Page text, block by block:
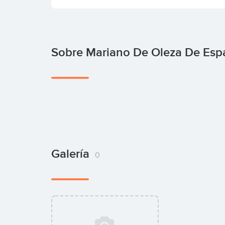
Sobre Mariano De Oleza De
Galería 0